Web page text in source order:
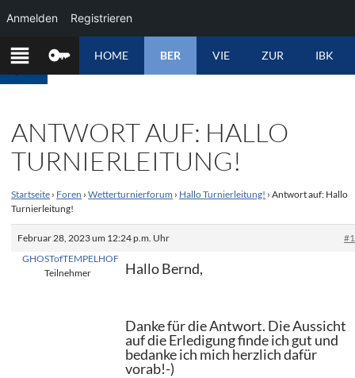
ZUM
INHALT
SPRINGEN
HOME BER VIE ZUR IBK
ANTWORT AUF: HALLO
TURNIERLEITUNG!
Startseite › Foren › Wetterturnierforum › Hallo Turnierleitung! › Antwort auf: Hallo
Turnierleitung!
Februar 28, 2023 um 12:24 p.m. Uhr
GHOSTofTEMPELHOF
Teilnehmer
Hallo Bernd,
Danke für die Antwort. Die Aussicht
auf die Erledigung finde ich gut und
bedanke ich mich herzlich dafür
vorab!-)
Anmelden Registrieren